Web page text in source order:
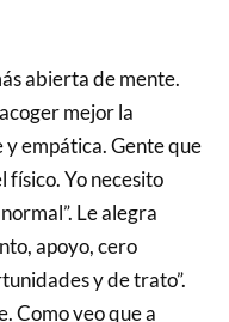
abierta de mente.
mejor la
y empática. Gente que
físico. Yo necesito
Le alegra
apoyo, cero
y de trato”.
Como veo que a